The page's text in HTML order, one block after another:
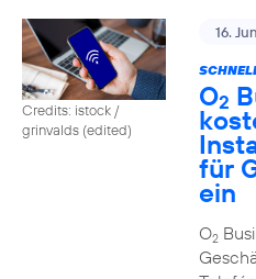
Credits: istock /
grinvalds (edited)
16.
O2
für
ein
O2